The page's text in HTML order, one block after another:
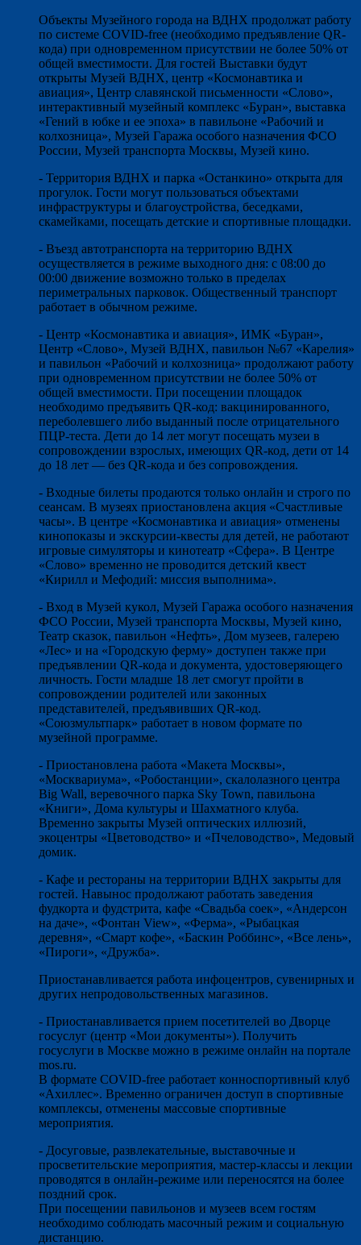
Объекты Музейного города на ВДНХ продолжат работу
по системе COVID-free (необходимо предъявление QR-
кода) при одновременном присутствии не более 50% от
общей вместимости. Для гостей Выставки будут
открыты Музей ВДНХ, центр «Космонавтика и
авиация», Центр славянской письменности «Слово»,
интерактивный музейный комплекс «Буран», выставка
«Гений в юбке и ее эпоха» в павильоне «Рабочий и
колхозница», Музей Гаража особого назначения ФСО
России, Музей транспорта Москвы, Музей кино.
- Территория ВДНХ и парка «Останкино» открыта для
прогулок. Гости могут пользоваться объектами
инфраструктуры и благоустройства, беседками,
скамейками, посещать детские и спортивные площадки.
- Въезд автотранспорта на территорию ВДНХ
осуществляется в режиме выходного дня: с 08:00 до
00:00 движение возможно только в пределах
периметральных парковок. Общественный транспорт
работает в обычном режиме.
- Центр «Космонавтика и авиация», ИМК «Буран»,
Центр «Слово», Музей ВДНХ, павильон №67 «Карелия»
и павильон «Рабочий и колхозница» продолжают работу
при одновременном присутствии не более 50% от
общей вместимости. При посещении площадок
необходимо предъявить QR-код: вакцинированного,
переболевшего либо выданный после отрицательного
ПЦР-теста. Дети до 14 лет могут посещать музеи в
сопровождении взрослых, имеющих QR-код, дети от 14
до 18 лет — без QR-кода и без сопровождения.
- Входные билеты продаются только онлайн и строго по
сеансам. В музеях приостановлена акция «Счастливые
часы». В центре «Космонавтика и авиация» отменены
кинопоказы и экскурсии-квесты для детей, не работают
игровые симуляторы и кинотеатр «Сфера». В Центре
«Слово» временно не проводится детский квест
«Кирилл и Мефодий: миссия выполнима».
- Вход в Музей кукол, Музей Гаража особого назначения
ФСО России, Музей транспорта Москвы, Музей кино,
Театр сказок, павильон «Нефть», Дом музеев, галерею
«Лес» и на «Городскую ферму» доступен также при
предъявлении QR-кода и документа, удостоверяющего
личность. Гости младше 18 лет смогут пройти в
сопровождении родителей или законных
представителей, предъявивших QR-код.
«Союзмультпарк» работает в новом формате по
музейной программе.
- Приостановлена работа «Макета Москвы»,
«Москвариума», «Робостанции», скалолазного центра
Big Wall, веревочного парка Sky Town, павильона
«Книги», Дома культуры и Шахматного клуба.
Временно закрыты Музей оптических иллюзий,
экоцентры «Цветоводство» и «Пчеловодство», Медовый
домик.
- Кафе и рестораны на территории ВДНХ закрыты для
гостей. Навынос продолжают работать заведения
фудкорта и фудстрита, кафе «Свадьба соек», «Андерсон
на даче», «Фонтан View», «Ферма», «Рыбацкая
деревня», «Смарт кофе», «Баскин Роббинс», «Все лень»,
«Пироги», «Дружба».
Приостанавливается работа инфоцентров, сувенирных и
других непродовольственных магазинов.
- Приостанавливается прием посетителей во Дворце
госуслуг (центр «Мои документы»). Получить
госуслуги в Москве можно в режиме онлайн на портале
mos.ru.
В формате COVID-free работает конноспортивный клуб
«Ахиллес». Временно ограничен доступ в спортивные
комплексы, отменены массовые спортивные
мероприятия.
- Досуговые, развлекательные, выставочные и
просветительские мероприятия, мастер-классы и лекции
проводятся в онлайн-режиме или переносятся на более
поздний срок.
При посещении павильонов и музеев всем гостям
необходимо соблюдать масочный режим и социальную
дистанцию.